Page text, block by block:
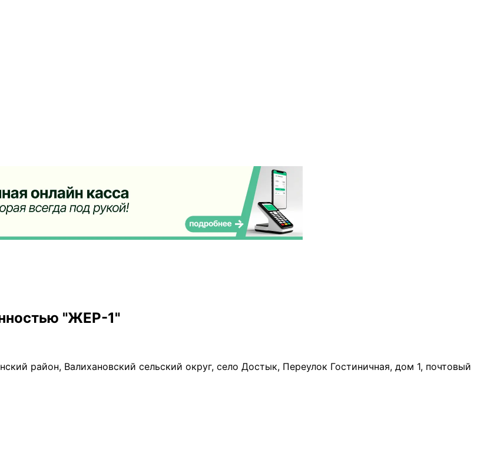
"ЖЕР-1"
район, Валихановский сельский округ, село Достык, Переулок Гостиничная, дом 1, почтовый